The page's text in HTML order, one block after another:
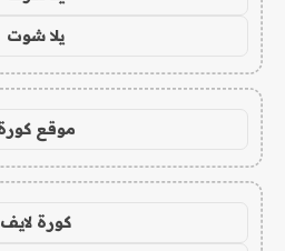
يلا شوت
موقع
كورة لايف